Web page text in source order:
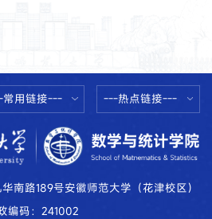
用链接--- ---热点链接---
南路189号安徽师范大学（花津校区）
编码：241002